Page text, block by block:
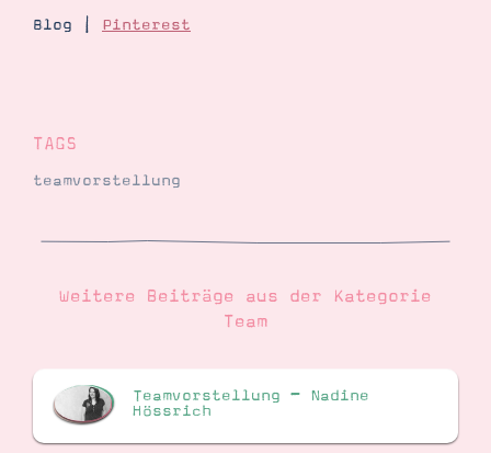
Blog | Pinterest
TAGS
teamvorstellung
Weitere Beiträge aus der Kategorie
Team
Teamvorstellung – Nadine
Hössrich